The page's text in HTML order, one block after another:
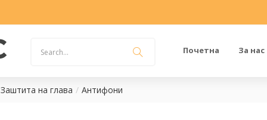
Почетна За нас
Заштита на глава Антифони